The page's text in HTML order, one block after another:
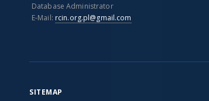
Database Administrator
E-Mail: rcin.org.pl@gmail.com
SITEMAP